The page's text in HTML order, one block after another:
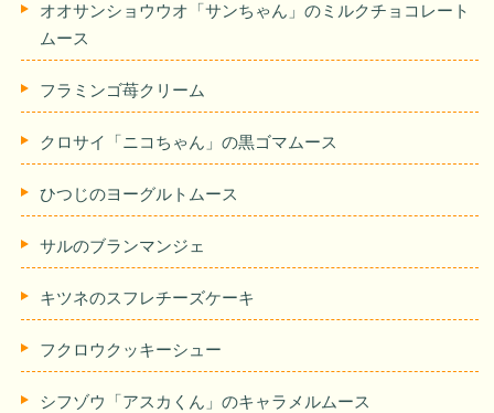
オオサンショウウオ「サンちゃん」のミルクチョコレート
ムース
フラミンゴ苺クリーム
クロサイ「ニコちゃん」の黒ゴマムース
ひつじのヨーグルトムース
サルのブランマンジェ
キツネのスフレチーズケーキ
フクロウクッキーシュー
シフゾウ「アスカくん」のキャラメルムース